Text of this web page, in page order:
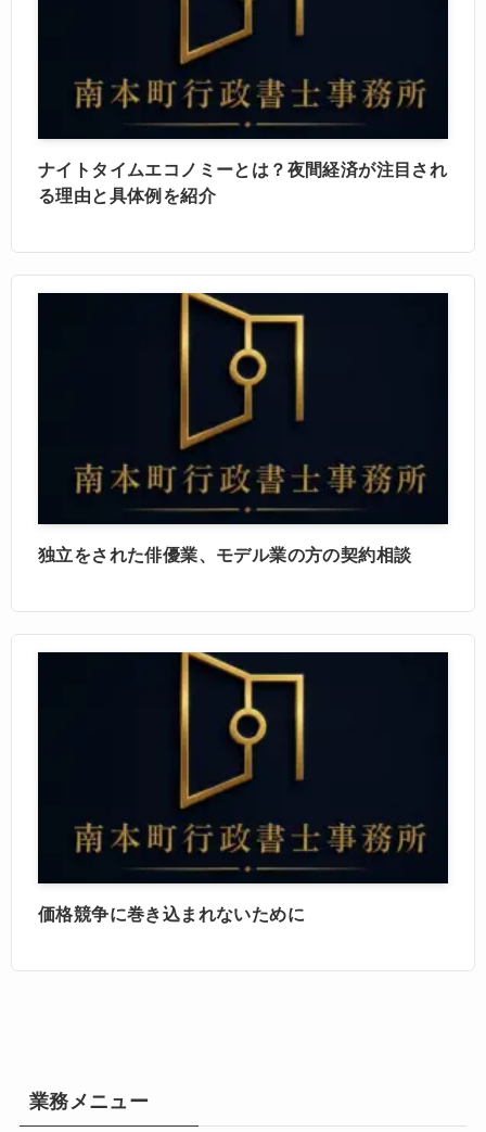
ナイトタイムエコノミーとは？夜間経済が注目され
る理由と具体例を紹介
独立をされた俳優業、モデル業の方の契約相談
価格競争に巻き込まれないために
業務メニュー